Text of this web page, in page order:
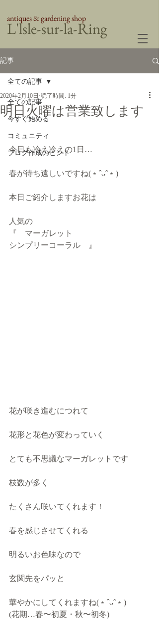
​L'lsle-sur-la-Ring
antiques & gardening shop
記事
全ての記事
今すぐ始める
コミュニティ
ブログ作成のヒント
全ての記事
明日火曜は営業致します
2020年2月10日 読了時間: 1分
今日も冷え冷えの1日…
春が待ち遠しいですね(﹡ˆᴗˆ﹡)
本日ご紹介しますお花は
人気の
『　マーガレット
シンプリーコーラル　』
花が咲き進むにつれて
花形と花色が変わっていく
とても不思議なマーガレットです
枝数が多く
たくさん咲いてくれます！
春を感じさせてくれる
明るいお色味なので
玄関先をパッと
華やかにしてくれますね(﹡ˆᴗˆ﹡)
(花期…春〜初夏・秋〜初冬)